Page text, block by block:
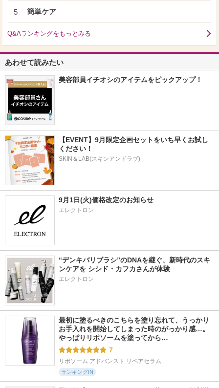
5 簡単ケア
Q&Aランキングをもっとみる
あわせて読みたい
美容部員イチオシのアイテムをピックアップ！
【EVENT】9月限定企画セットをいち早くお試し
ください！
SKIN＆LAB(スキンアンドラブ)
9月1日(火)価格改定のお知らせ
エレクトロン
“デンキバリブラシ”のDNAを継ぐ、新時代のスキ
ンケアを シシド・カフカさんが体験
エレクトロン
最初に塗るべきのこちらを塗り忘れて、うっかり
お手入れを開始してしまった時のがっかり感…。
やっぱりリポソームを塗ってから…
7
リポソーム アドバンスト リペアセラム
ランキングIN